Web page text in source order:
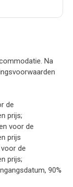
Na
de
prijs;
voor de
prijs
de
prijs;
90%